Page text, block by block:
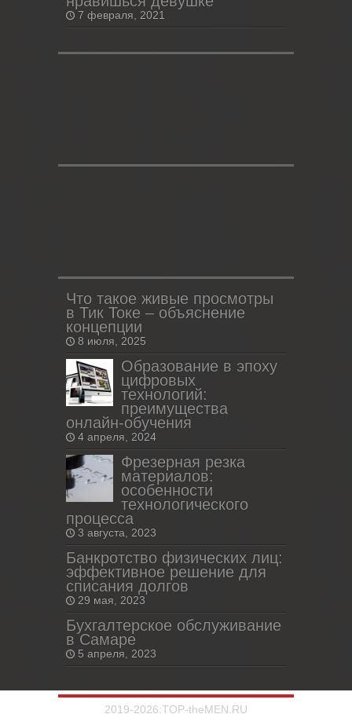
7 февраля, 2021
Что такое живые просмотры
в Тик Токе – объяснение
концепции
8 июля, 2025
Образование в эпоху
цифровых
технологий:
преимущества
онлайн-обучения
4 апреля, 2024
Фрезерная резка
материалов:
особенности
технологического
процесса
3 августа, 2023
Банкротство физических лиц:
эффективное решение для
списания долгов
29 мая, 2023
Бухгалтерское обслуживание
в Самаре
5 апреля, 2023
2019-2026:TOP-theMEN.RU